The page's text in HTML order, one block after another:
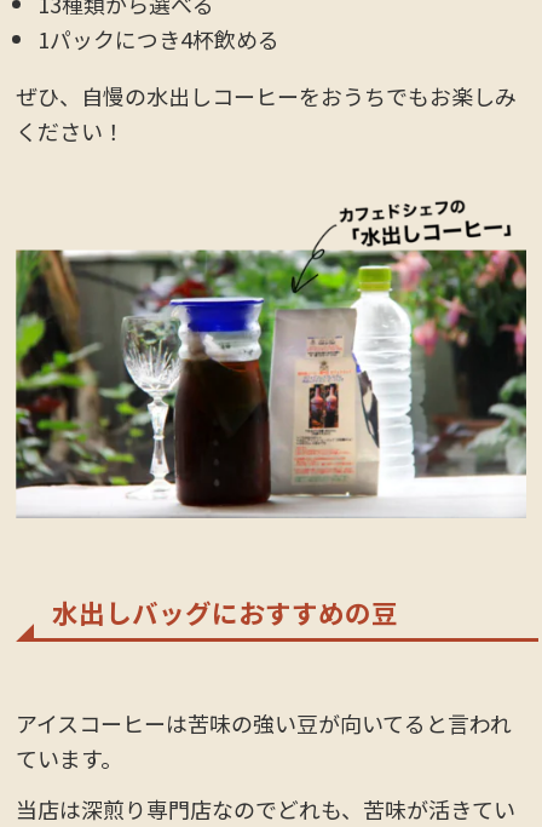
1パックにつき4杯飲める
ぜひ、自慢の水出しコーヒーをおうちでもお楽しみ
ください！
水出しバッグにおすすめの豆
アイスコーヒーは苦味の強い豆が向いてると言われ
ています。
当店は深煎り専門店なのでどれも、苦味が活きてい